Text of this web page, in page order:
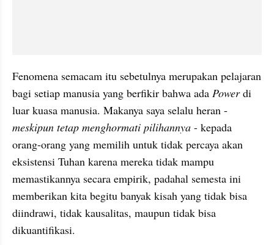
Fenomena semacam itu sebetulnya merupakan pelajaran
bagi setiap manusia yang berfikir bahwa ada Power di
meskipun tetap menghormati pilihannya - kepada
orang-orang yang memilih untuk tidak percaya akan
eksistensi Tuhan karena mereka tidak mampu
memastikannya secara empirik, padahal semesta ini
memberikan kita begitu banyak kisah yang tidak bisa
diindrawi, tidak kausalitas, maupun tidak bisa
dikuantifikasi.